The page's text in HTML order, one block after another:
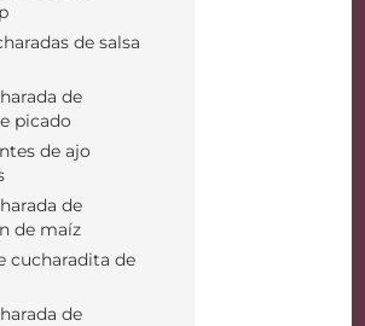
de salsa
de
picado
de ajo
de
de maíz
cucharadita de
de